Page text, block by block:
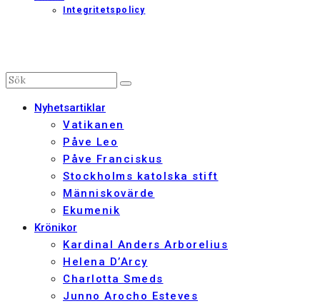
Integritetspolicy
Nyhetsartiklar
Vatikanen
Påve Leo
Påve Franciskus
Stockholms katolska stift
Människovärde
Ekumenik
Krönikor
Kardinal Anders Arborelius
Helena D’Arcy
Charlotta Smeds
Junno Arocho Esteves